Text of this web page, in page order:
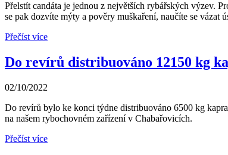
Přelstít candáta je jednou z největších rybářských výzev.
se pak dozvíte mýty a pověry muškaření, naučíte se
Přečíst více
Do revírů distribuováno 12150 kg
02/10/2022
Do revírů bylo ke konci týdne distribuováno 6500 kg
na našem rybochovném zařízení v Chabařovicích.
Přečíst více